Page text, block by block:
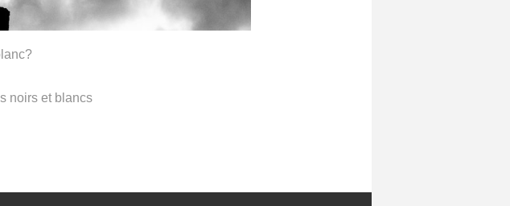
noirs et blancs